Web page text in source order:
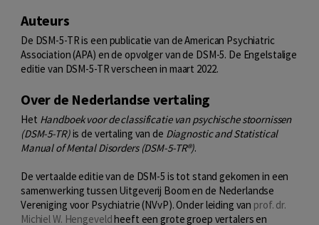
Auteurs
De DSM-5-TR is een publicatie van de American Psychiatric
Association (APA) en de opvolger van de DSM-5. De Engelstalige
editie van DSM-5-TR verscheen in maart 2022.
Over de Nederlandse vertaling
Het Handboek voor de classificatie van psychische stoornissen
(DSM-5-TR)is de vertaling van de Diagnostic and Statistical
Manual of Mental Disorders (DSM-5-TR®).
De vertaalde editie van de DSM-5 is tot stand gekomen in een
samenwerking tussen Uitgeverij Boom en de Nederlandse
Vereniging voor Psychiatrie (NVvP). Onder leiding van prof. dr.
Michiel W. Hengeveldheeft een grote groep vertalers en